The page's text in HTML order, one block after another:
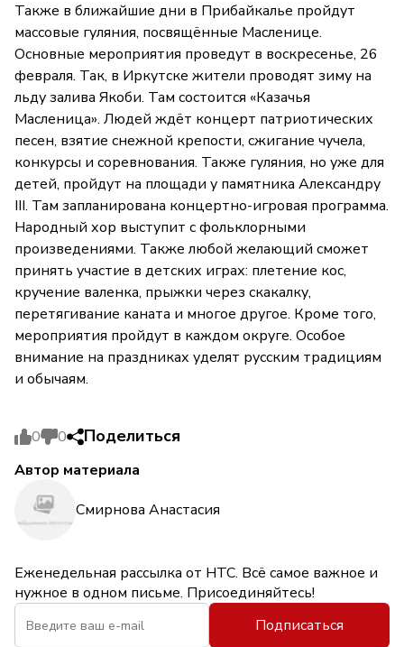
Также в ближайшие дни в Прибайкалье пройдут
массовые гуляния, посвящённые Масленице.
Основные мероприятия проведут в воскресенье, 26
февраля. Так, в Иркутске жители проводят зиму на
льду залива Якоби. Там состоится «Казачья
Масленица». Людей ждёт концерт патриотических
песен, взятие снежной крепости, сжигание чучела,
конкурсы и соревнования. Также гуляния, но уже для
детей, пройдут на площади у памятника Александру
III. Там запланирована концертно-игровая программа.
Народный хор выступит с фольклорными
произведениями. Также любой желающий сможет
принять участие в детских играх: плетение кос,
кручение валенка, прыжки через скакалку,
перетягивание каната и многое другое. Кроме того,
мероприятия пройдут в каждом округе. Особое
внимание на праздниках уделят русским традициям
и обычаям.
0 0 Поделиться
Автор материала
Смирнова Анастасия
Еженедельная рассылка от НТС. Всё самое важное и
нужное в одном письме. Присоединяйтесь!
Подписаться